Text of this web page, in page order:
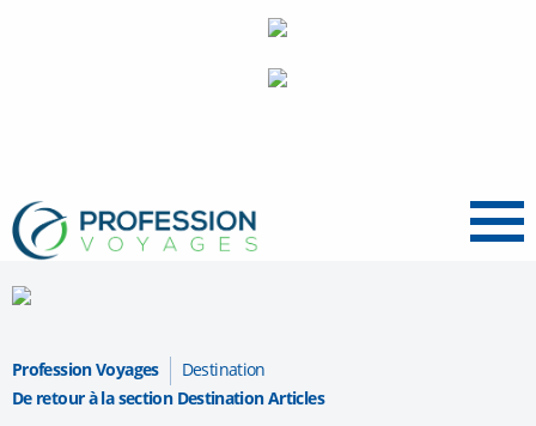
Menu
Profession Voyages
Destination
De retour à la section Destination Articles